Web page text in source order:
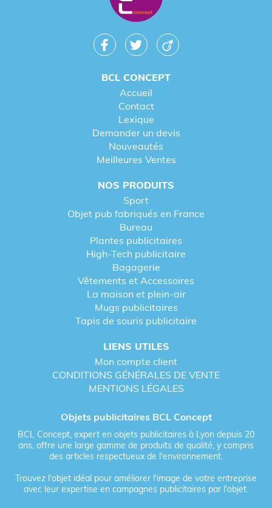
BCL CONCEPT
Accueil
Contact
Lexique
Demander un devis
Nouveautés
Meilleures Ventes
NOS PRODUITS
Sport
Objet pub fabriqués en France
Bureau
Plantes publicitaires
High-Tech publicitaire
Bagagerie
Vêtements et Accessoires
La maison et plein-air
Mugs publicitaires
Tapis de souris publicitaire
LIENS UTILES
Mon compte client
CONDITIONS GÉNÉRALES DE VENTE
MENTIONS LÉGALES
Objets publicitaires BCL Concept
BCL Concept, expert en objets publicitaires à Lyon depuis 20
ans, offre une large gamme de produits de qualité, y compris
des articles respectueux de l'environnement.
Trouvez l'objet idéal pour améliorer l'image de votre entreprise
avec leur expertise en campagnes publicitaires par l'objet.